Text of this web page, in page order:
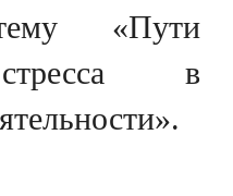
«Пути
в